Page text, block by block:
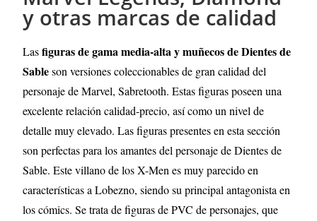
y otras marcas de calidad
Lasfiguras de gama media-alta y muñecos de Dientes de
Sableson versiones coleccionables de gran calidad del
personaje de Marvel, Sabretooth. Estas figuras poseen una
excelente relación calidad-precio, así como un nivel de
detalle muy elevado. Las figuras presentes en esta sección
son perfectas para los amantes del personaje de Dientes de
Sable. Este villano de los X-Men es muy parecido en
características a Lobezno, siendo su principal antagonista en
los cómics. Se trata de figuras de PVC de personajes, que